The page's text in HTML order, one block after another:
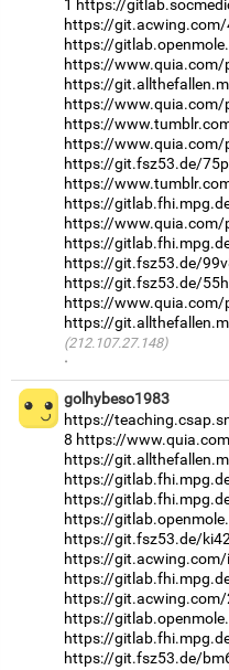
1 https://
https://
https://
https://
https://
https://www.quia.com/
https://
https://
https://git.fsz53.de/
https://
https://
https://
https://
https://git.fsz53.de/
https://git.fsz53.de/
https://www.quia.com/
https://
(212.107.27.148)
·
golhybeso1983
https://
8 https://
https://
https://
https://
https://
https://git.fsz53.de/
https://
https://
https://
https://
https://
https://git.fsz53.de/